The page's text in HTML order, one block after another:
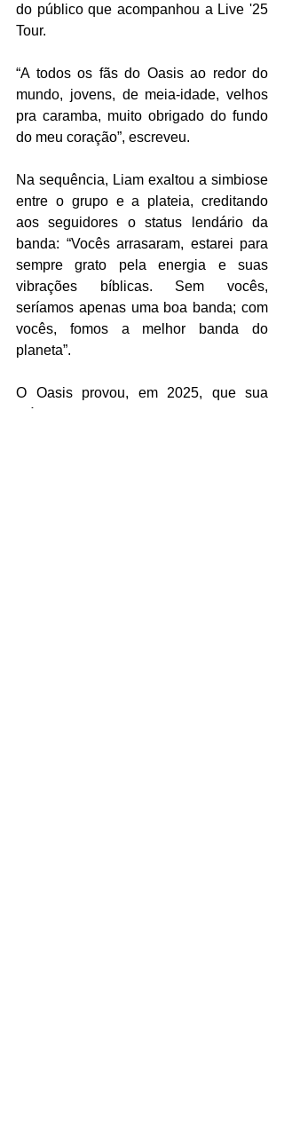
do público que acompanhou a Live '25
Tour.
“A todos os fãs do Oasis ao redor do
mundo, jovens, de meia-idade, velhos
pra caramba, muito obrigado do fundo
do meu coração”, escreveu.
Na sequência, Liam exaltou a simbiose
entre o grupo e a plateia, creditando
aos seguidores o status lendário da
banda: “Vocês arrasaram, estarei para
sempre grato pela energia e suas
vibrações bíblicas. Sem vocês,
seríamos apenas uma boa banda; com
vocês, fomos a melhor banda do
planeta”.
O Oasis provou, em 2025, que sua